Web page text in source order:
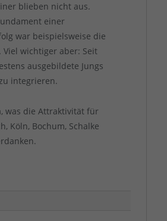
blieben nicht aus.
einer
war beispielsweise die
wichtiger aber: Seit
ausgebildete Jungs
integrieren.
was die Attraktivität für
Köln, Bochum, Schalke